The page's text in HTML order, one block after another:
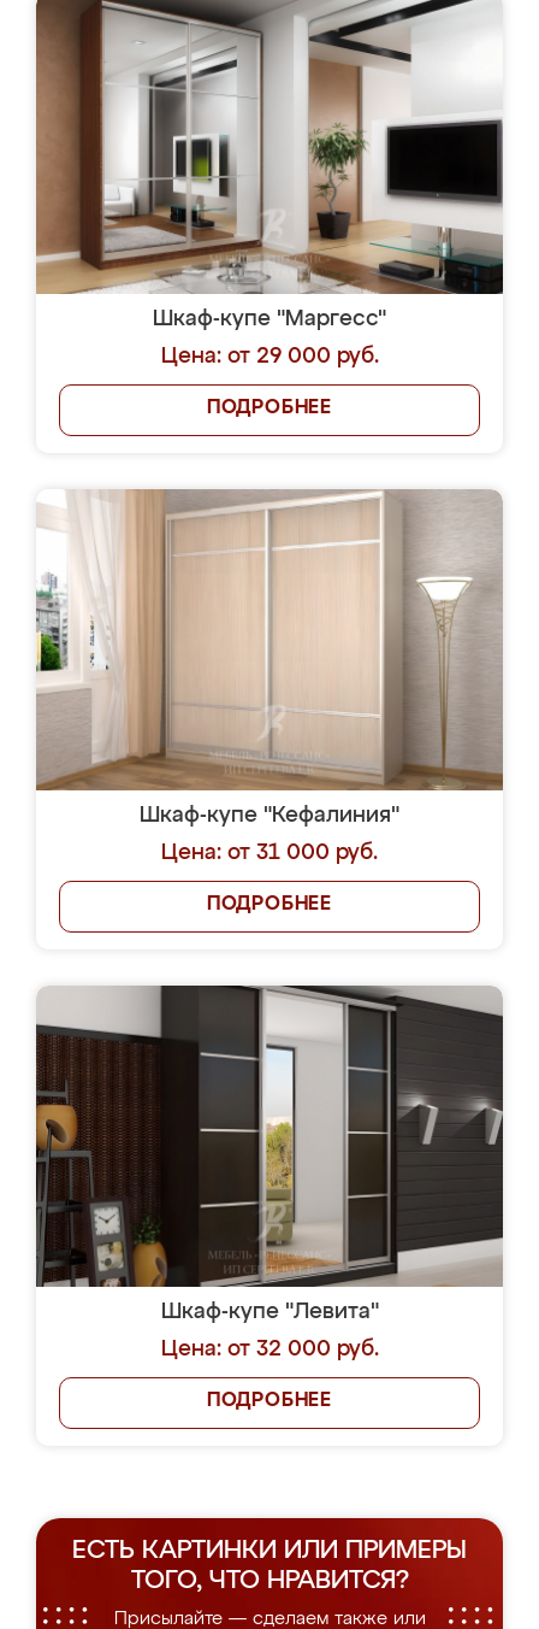
Шкаф-купе "Маргесс"
Цена: от 29 000 руб.
ПОДРОБНЕЕ
Шкаф-купе "Кефалиния"
Цена: от 31 000 руб.
ПОДРОБНЕЕ
Шкаф-купе "Левита"
Цена: от 32 000 руб.
ПОДРОБНЕЕ
ЕСТЬ КАРТИНКИ ИЛИ ПРИМЕРЫ
ТОГО, ЧТО НРАВИТСЯ?
Присылайте — сделаем также или